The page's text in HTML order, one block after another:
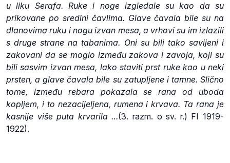
u liku Serafa. Ruke i noge izgledale su kao da su
prikovane po sredini čavlima. Glave čavala bile su na
dlanovima ruku i nogu izvan mesa, a vrhovi su im izlazili
s druge strane na tabanima. Oni su bili tako savijeni i
zakovani da se moglo između zakova i zavoja, koji su
bili sasvim izvan mesa, lako staviti prst ruke kao u neki
prsten, a glave čavala bile su zatupljene i tamne. Slično
tome, između rebara pokazala se rana od uboda
kopljem, i to nezacijeljena, rumena i krvava. Ta rana je
kasnije više puta krvarila …(3. razm. o sv. r.) FI 1919-
1922).